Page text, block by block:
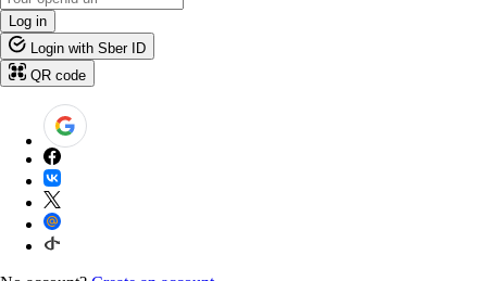
Log in
Login with Sber ID
QR code